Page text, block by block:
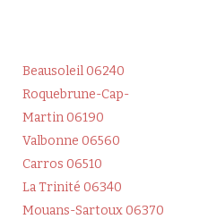
Beausoleil 06240
Roquebrune-Cap-
Martin 06190
Valbonne 06560
Carros 06510
La Trinité 06340
Mouans-Sartoux 06370